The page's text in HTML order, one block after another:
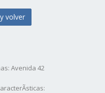
volver
Avenida 42